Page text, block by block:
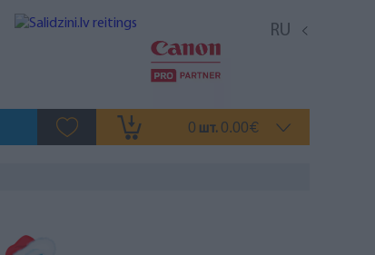
RU
0 шт. 0.00€